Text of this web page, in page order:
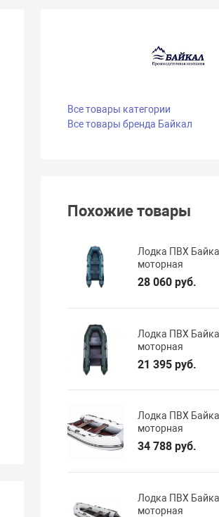
Все товары категории
Все товары бренда Байкал
Похожие товары
Лодка ПВХ
моторная
28 060 руб.
Лодка ПВХ
моторная
21 395 руб.
Лодка ПВХ
моторная
34 788 руб.
Лодка ПВХ
моторная